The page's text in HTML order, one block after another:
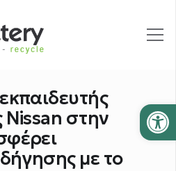
στην
με το